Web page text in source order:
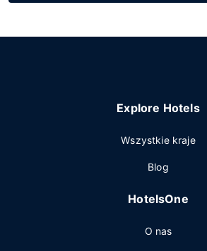
Explore Hotels
Wszystkie kraje
Blog
HotelsOne
O nas